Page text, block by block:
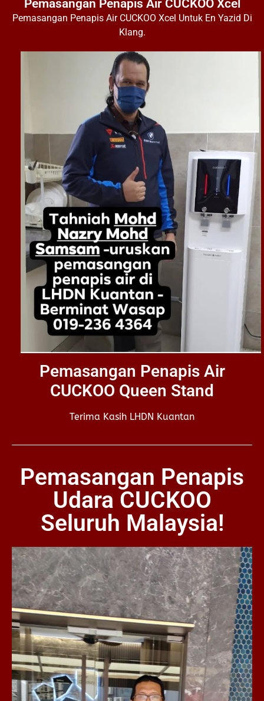
Pemasangan Penapis Air CUCKOO Xcel
Pemasangan Penapis Air CUCKOO Xcel Untuk En Yazid Di
Klang.
Pemasangan Penapis Air
CUCKOO Queen Stand
Terima Kasih LHDN Kuantan
Pemasangan Penapis
Udara CUCKOO
Seluruh Malaysia!